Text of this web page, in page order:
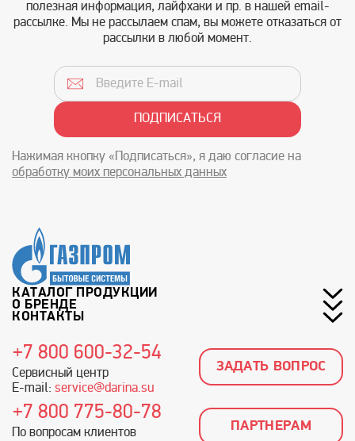
полезная информация, лайфхаки и пр. в нашей email-
рассылке. Мы не рассылаем спам, вы можете отказаться от
рассылки в любой момент.
Нажимая кнопку «Подписаться», я даю согласие на
обработку моих персональных данных
КАТАЛОГ ПРОДУКЦИИ
О БРЕНДЕ
КОНТАКТЫ
+7 800 600-32-54
Сервисный центр
E-mail: service@darina.su
ЗАДАТЬ ВОПРОС
+7 800 775-80-78
По вопросам клиентов
ПАРТНЕРАМ